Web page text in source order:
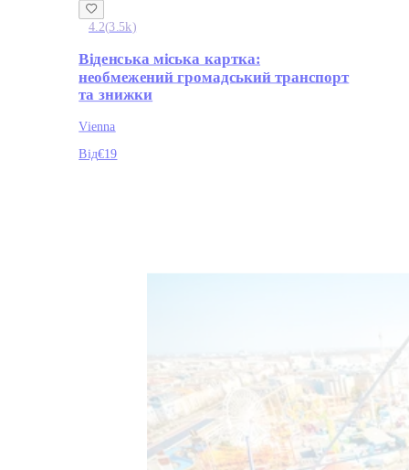
4.2(3.5k)
Віденська міська картка:
необмежений громадський транспорт
та знижки
Vienna
Від€19